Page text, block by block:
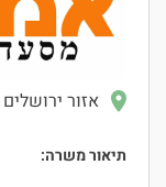
אזור ירושלים
תיאור משרה: